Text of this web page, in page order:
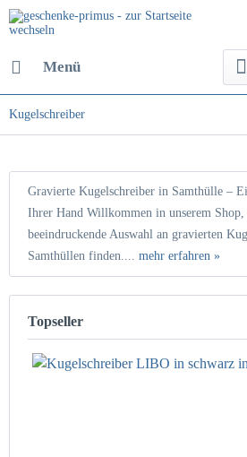
Menü
Kugelschreiber
Gravierte Kugelschreiber in Samthülle –
Ihrer Hand Willkommen in unserem Shop,
beeindruckende Auswahl an gravierten
Samthüllen finden.... mehr erfahren »
Topseller